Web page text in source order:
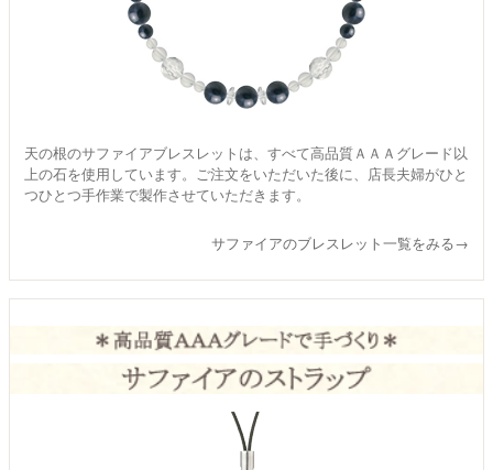
天の根のサファイアブレスレットは、すべて高品質ＡＡＡグレード以
上の石を使用しています。ご注文をいただいた後に、店長夫婦がひと
つひとつ手作業で製作させていただきます。
サファイアのブレスレット一覧をみる→